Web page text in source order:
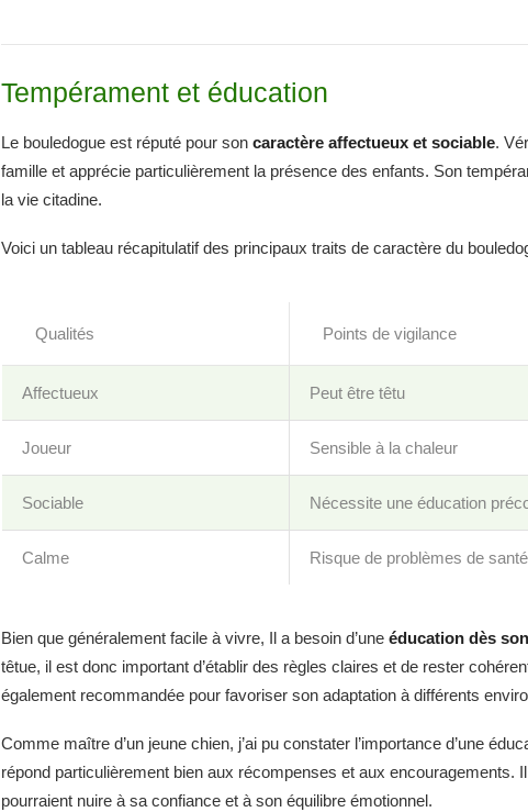
Tempérament et éducation
Le bouledogue est réputé pour son caractère affectueux et sociable.
famille et apprécie particulièrement la présence des enfants. Son
la vie citadine.
Voici un tableau récapitulatif des principaux traits de caractère du
Qualités Points de vigilance
Affectueux Peut être têtu
Joueur Sensible à la chaleur
Sociable Nécessite une éducation
Calme Risque de problèmes de santé
Bien que généralement facile à vivre, Il a besoin d’une éducation dès
têtue, il est donc important d’établir des règles claires et de rester
également recommandée pour favoriser son adaptation à différents
Comme maître d’un jeune chien, j’ai pu constater l’importance d’une
répond particulièrement bien aux récompenses et aux encouragements.
pourraient nuire à sa confiance et à son équilibre émotionnel.